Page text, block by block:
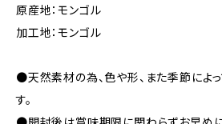
原産地：モンゴル
加工地：モンゴル
●天然素材の為、色や形、また季節によ
す。